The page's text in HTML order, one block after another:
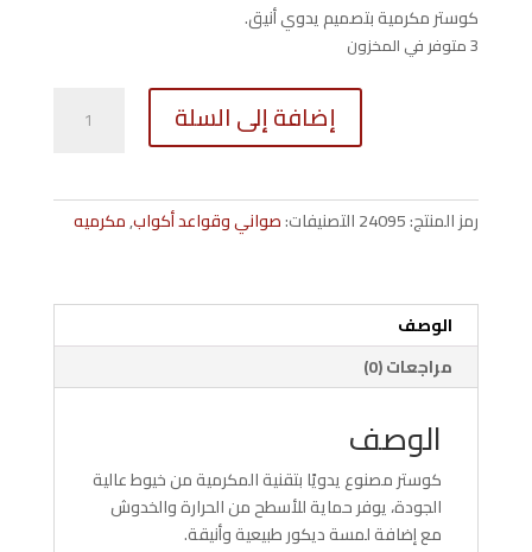
كوستر مكرمية بتصميم يدوي أنيق.
3 متوفر في المخزون
كوستر
21071
إضافة إلى السلة
رمز المنتج:24095التصنيفات:صواني وقواعد أكواب,مكرميه
الوصف
مراجعات (0)
الوصف
كوستر مصنوع يدويًا بتقنية المكرمية من خيوط عالية
الجودة، يوفر حماية للأسطح من الحرارة والخدوش
مع إضافة لمسة ديكور طبيعية وأنيقة.